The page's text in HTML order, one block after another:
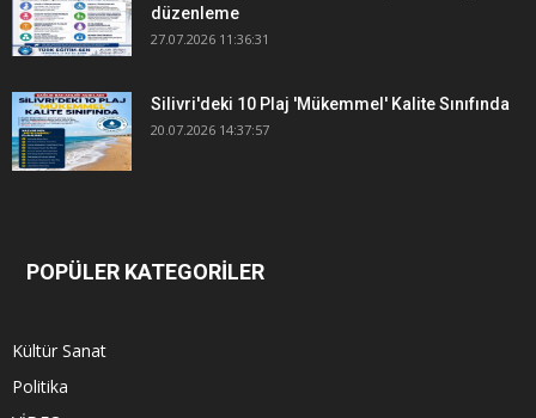
düzenleme
27.07.2026 11:36:31
Silivri'deki 10 Plaj 'Mükemmel' Kalite Sınıfında
20.07.2026 14:37:57
POPÜLER KATEGORİLER
Kültür Sanat
Politika